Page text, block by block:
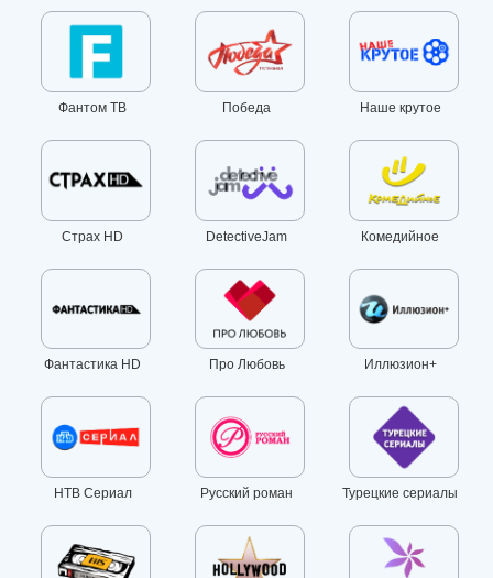
Фантом ТВ Победа Наше крутое
Страх HD DetectiveJam Комедийное
Фантастика HD Про Любовь Иллюзион+
НТВ Сериал Русский роман Турецкие сериалы